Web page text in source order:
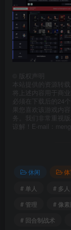
版权声明
本站提供的资源转
将上述内容用于商
必须在下载后的24
果您喜欢该游戏内
务。我们非常重视
谅解！E-mail：
休闲
# 单人
# 多人
# 管理
# 像
# 回合制战术